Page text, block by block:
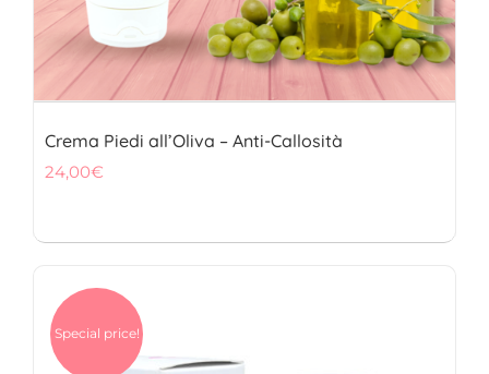
Crema Piedi all’Oliva – Anti-Callosità
24,00€
Special price!